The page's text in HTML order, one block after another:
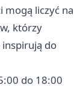
mogą liczyć na
którzy
inspirują do
do 18:00